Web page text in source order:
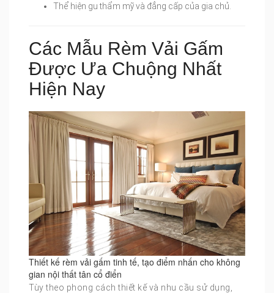
Thể hiện gu thẩm mỹ và đẳng cấp của gia chủ.
Các Mẫu Rèm Vải Gấm
Được Ưa Chuộng Nhất
Hiện Nay
Thiết kế rèm vải gấm tinh tế, tạo điểm nhấn cho không
gian nội thất tân cổ điển
Tùy theo phong cách thiết kế và nhu cầu sử dụng,